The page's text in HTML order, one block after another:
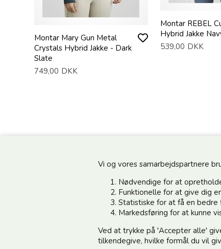
Vi og vores samarbejdspartnere
Nødvendige for at
Funktionelle for at give dig
Statistiske for at få en
Markedsføring for at kunne
Ved at trykke på 'Accepter alle'
tilkendegive, hvilke formål du vil
Montar Mary Gun Metal
Crystals Hybrid Jakke - Dark
Slate
749,00 DKK
Montar REBEL
Hybrid Jakke
539,00 DKK
Din side - Log ind her
Kundeservice
Vedsted Mølle A/S